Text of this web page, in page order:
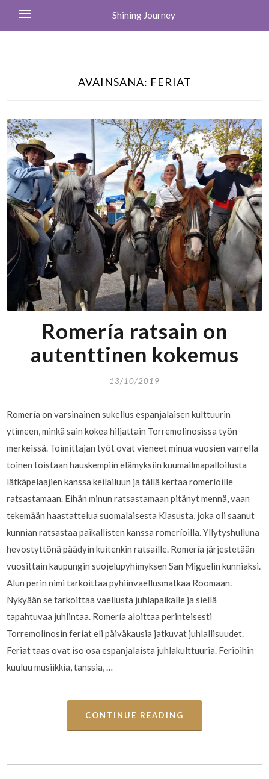
Shining Journey
AVAINSANA: FERIAT
Romería ratsain on
autenttinen kokemus
13/10/2019
Romería on varsinainen sukellus espanjalaisen kulttuurin
ytimeen, minkä sain kokea hiljattain Torremolinosissa työn
merkeissä. Toimittajan työt ovat vieneet minua vuosien varrella
toinen toistaan hauskempiin elämyksiin kuumailmapalloilusta
lätkäpelaajien kanssa keilailuun ja tällä kertaa romeríoille
ratsastamaan. Eihän minun ratsastamaan pitänyt mennä, vaan
tekemään haastattelua suomalaisesta Klasusta, joka oli saanut
kunnian ratsastaa paikallisten kanssa romeríoilla. Yllytyshulluna
hevostyttönä päädyin kuitenkin ratsaille. Romería järjestetään
vuosittain kaupungin suojelupyhimyksen San Miguelin kunniaksi.
Alun perin nimi tarkoittaa pyhiinvaellusmatkaa Roomaan.
Nykyään se tarkoittaa vaellusta juhlapaikalle ja siellä
tapahtuvaa juhlintaa. Romería aloittaa perinteisesti
Torremolinosin feriat eli päiväkausia jatkuvat juhlallisuudet.
Feriat taas ovat iso osa espanjalaista juhlakulttuuria. Ferioihin
kuuluu musiikkia, tanssia, …
CONTINUE READING